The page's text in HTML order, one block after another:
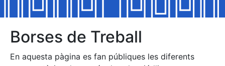
Mostra/Amaga
Borses de Treball
En aquesta pàgina es fan públiques les diferents